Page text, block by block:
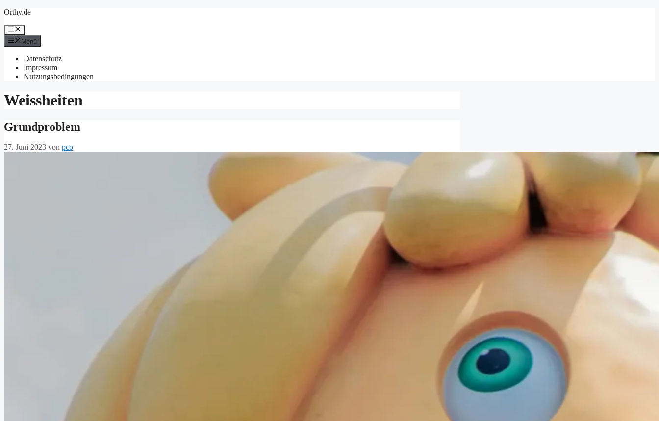
Zum
springen
Orthy.de
Menü
Menü
Datenschutz
Impressum
Nutzungsbedingungen
Weissheiten
Grundproblem
27. Juni 2023 von pco